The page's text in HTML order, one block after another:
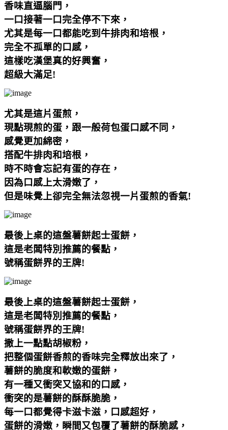
香味直逼腦門，
一口接著一口完全停不下來，
尤其是每一口都能吃到牛排肉和培根，
完全不孤單的口感，
這樣吃漢堡真的好興奮，
超級大滿足!
尤其是這片蛋煎，
現點現煎的蛋，跟一般荷包蛋口感不同，
感覺更加綿密，
搭配牛排肉和培根，
時不時會忘記有蛋的存在，
因為口感上太滑嫩了，
但是味覺上卻完全無法忽視一片蛋煎的香氣!
最後上桌的這盤薯餅起士蛋餅，
這是老闆特別推薦的餐點，
號稱蛋餅界的王牌!
最後上桌的這盤薯餅起士蛋餅，
這是老闆特別推薦的餐點，
號稱蛋餅界的王牌!
撒上一點點胡椒粉，
把整個蛋餅香煎的香味完全釋放出來了，
薯餅的脆度和軟嫩的蛋餅，
有一種又衝突又協和的口感，
衝突的是薯餅的酥酥脆脆，
每一口都覺得卡滋卡滋，口感超好，
蛋餅的滑嫩，瞬間又包覆了薯餅的酥脆感，